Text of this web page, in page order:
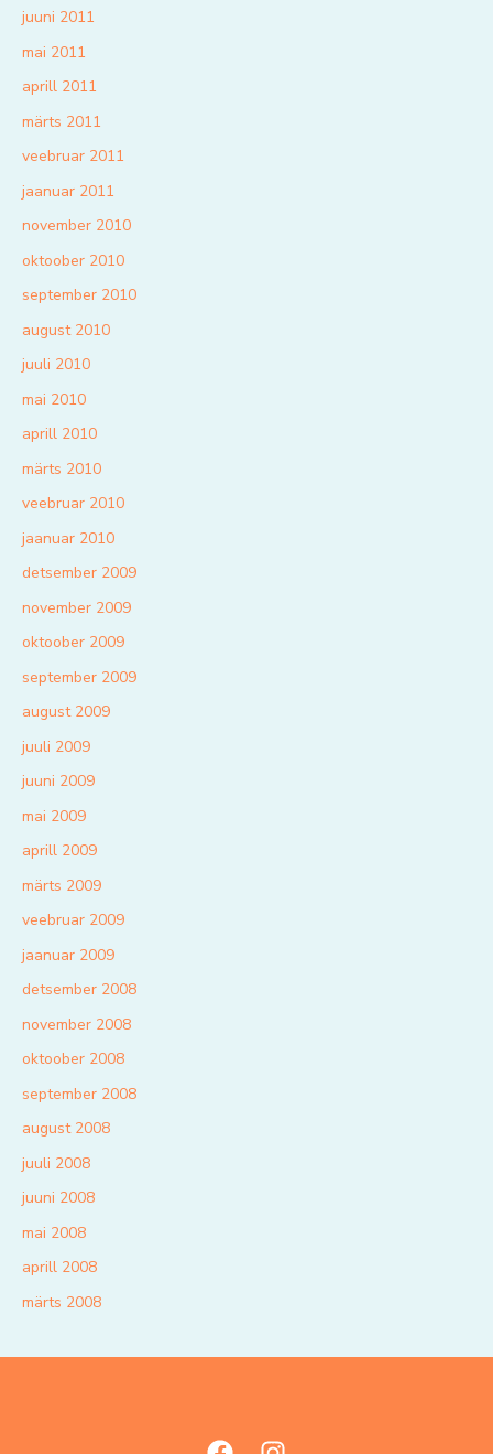
juuni 2011
mai 2011
aprill 2011
märts 2011
veebruar 2011
jaanuar 2011
november 2010
oktoober 2010
september 2010
august 2010
juuli 2010
mai 2010
aprill 2010
märts 2010
veebruar 2010
jaanuar 2010
detsember 2009
november 2009
oktoober 2009
september 2009
august 2009
juuli 2009
juuni 2009
mai 2009
aprill 2009
märts 2009
veebruar 2009
jaanuar 2009
detsember 2008
november 2008
oktoober 2008
september 2008
august 2008
juuli 2008
juuni 2008
mai 2008
aprill 2008
märts 2008